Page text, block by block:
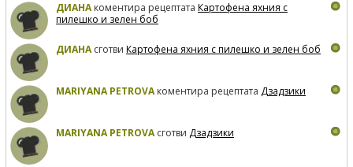
ДИАНАкоментира рецептата Картофена яхния с
пилешко и зелен боб
ДИАНАсготви Картофена яхния с пилешко и зелен боб
MARIYANA PETROVAкоментира рецептата Дзадзики
MARIYANA PETROVAсготви Дзадзики